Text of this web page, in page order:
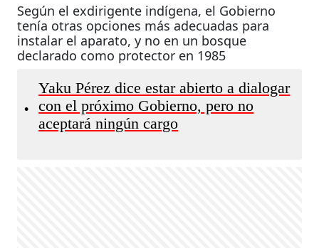
Según el exdirigente indígena, el Gobierno
tenía otras opciones más adecuadas para
instalar el aparato, y no en un bosque
declarado como protector en 1985
•
Yaku Pérez dice estar abierto a dialogar
con el próximo Gobierno, pero no
aceptará ningún cargo